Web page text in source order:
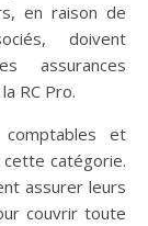
en raison de
doivent
assurances
RC Pro.
comptables et
catégorie.
assurer leurs
couvrir toute